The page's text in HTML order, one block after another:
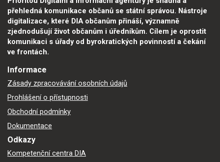
přehledná komunikace občanů se státní správou. Nástroje
digitalizace, které DIA občanům přináší, významně
zjednodušují život občanům i úředníkům. Cílem je oprostit
komunikaci s úřady od byrokratických povinností a čekání
ve frontách.
Informace
Zásady zpracovávání osobních údajů
Prohlášení o přístupnosti
Obchodní podmínky
Dokumentace
Odkazy
Kompetenční centra DIA